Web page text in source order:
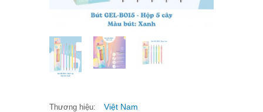
Thương hiệu: Việt Nam